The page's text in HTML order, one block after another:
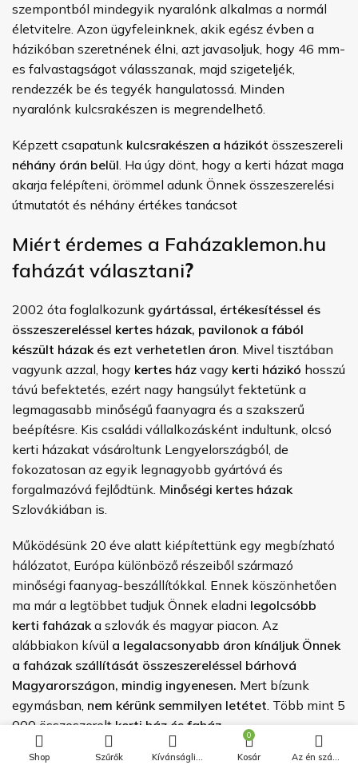
szempontból mindegyik nyaralónk alkalmas a normál
életvitelre. Azon ügyfeleinknek, akik egész évben a
házikóban szeretnének élni, azt javasoljuk, hogy 46 mm-
es falvastagságot válasszanak, majd szigeteljék,
rendezzék be és tegyék hangulatossá. Minden
nyaralónk kulcsrakészen is megrendelhető.
Képzett csapatunk kulcsrakészen a házikót összeszereli
néhány órán belül. Ha úgy dönt, hogy a kerti házat maga
akarja felépíteni, örömmel adunk Önnek összeszerelési
útmutatót és néhány értékes tanácsot
Miért érdemes a Faházaklemon.hu
faházát választani?
2002 óta foglalkozunk gyártással, értékesítéssel és
összeszereléssel kertes házak, pavilonoka fából
készült házakés ezt verhetetlen áron. Mivel tisztában
vagyunk azzal, hogy kertes ház vagy kerti házikó hosszú
távú befektetés, ezért nagy hangsúlyt fektetünk a
legmagasabb minőségű faanyagra és a szakszerű
beépítésre. Kis családi vállalkozásként indultunk, olcsó
kerti házakat vásároltunk Lengyelországból, de
fokozatosan az egyik legnagyobb gyártóvá és
forgalmazóvá fejlődtünk. Minőségi kertes házak
Szlovákiában is.
Működésünk 20 éve alatt kiépítettünk egy megbízható
hálózatot, Európa különböző részeiből származó
minőségi faanyag-beszállítókkal. Ennek köszönhetően
ma már a legtöbbet tudjuk Önnek eladni legolcsóbb
kerti faházaka szlovák és magyar piacon. Az
alábbiakon kívül a legalacsonyabb áron kínáljuk Önnek
a faházak szállítását összeszereléssel bárhová
Magyarországon, mindig ingyenesen. Mert bízunk
egymásban, nem kérünk semmilyen letétet. Több mint 5
000 összeszerelt kerti ház és faház.
Shop Szűrők Kívánságlista
0
Kosár Az én számlám